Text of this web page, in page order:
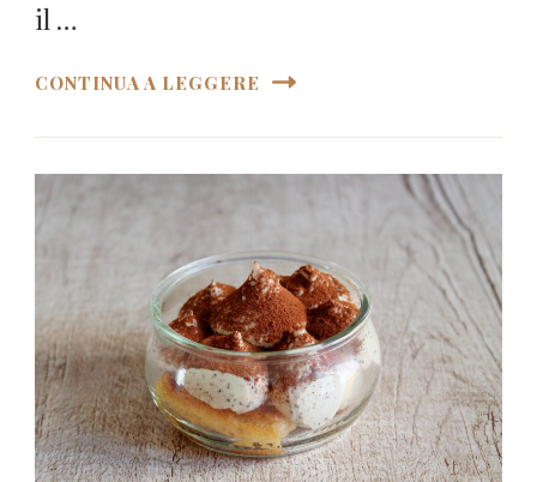
il …
CONTINUA A LEGGERE